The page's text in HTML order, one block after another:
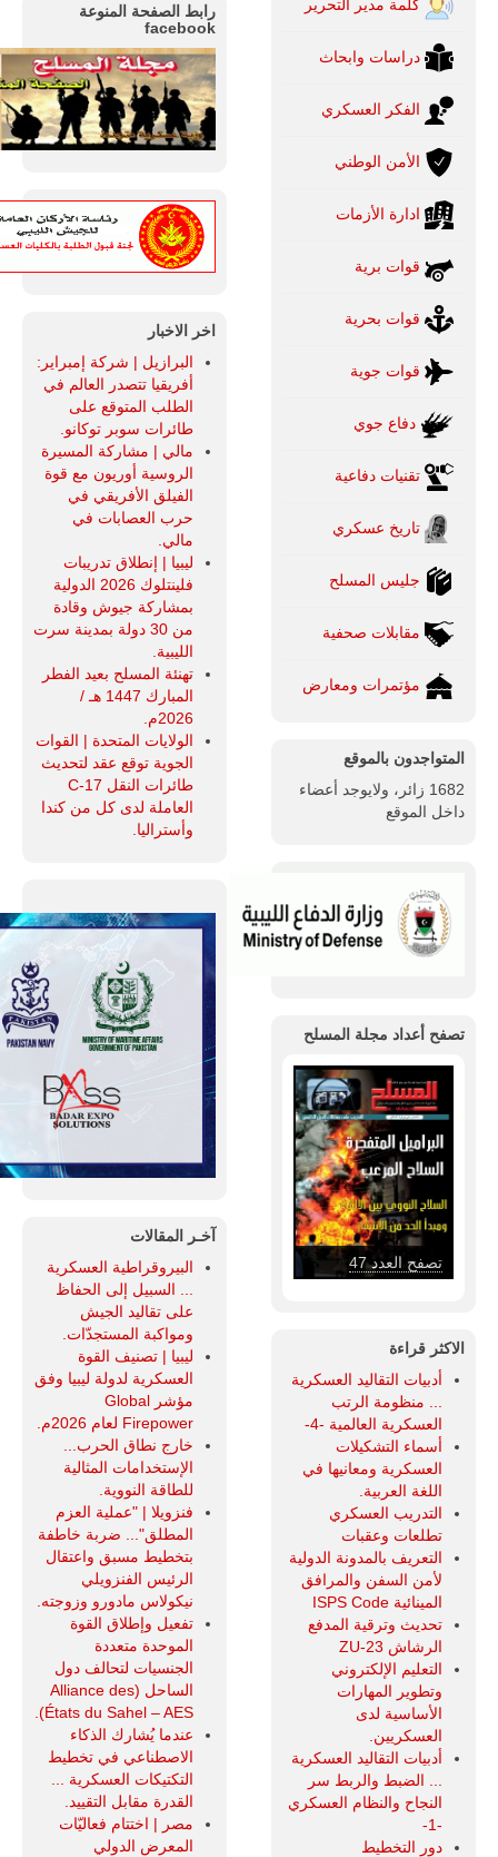
كلمة مدير التحرير
دراسات وابحاث
الفكر العسكري
الأمن الوطني
ادارة الأزمات
قوات برية
قوات بحرية
قوات جوية
دفاع جوي
تقنيات دفاعية
تاريخ عسكري
جليس المسلح
مقابلات صحفية
مؤتمرات ومعارض
المتواجدون بالموقع
1682 زائر، ولايوجد أعضاء
داخل الموقع
تصفح أعداد مجلة المسلح
تصفح العدد 47
الاكثر قراءة
أدبيات التقاليد العسكرية
... منظومة الرتب
العسكرية العالمية -4-
أسماء التشكيلات
العسكرية ومعانيها في
اللغة العربية.
التدريب العسكري
تطلعات وعقبات
التعريف بالمدونة الدولية
لأمن السفن والمرافق
المينائية ISPS Code
تحديث وترقية المدفع
الرشاش ZU-23
التعليم الإلكتروني
وتطوير المهارات
الأساسية لدى
العسكريين.
أدبيات التقاليد العسكرية
... الضبط والربط سر
النجاح والنظام العسكري
-1-
دور التخطيط
رابط الصفحة المنوعة
facebook
اخر الاخبار
البرازيل | شركة إمبراير:
أفريقيا تتصدر العالم في
الطلب المتوقع على
طائرات سوبر توكانو.
مالي | مشاركة المسيرة
الروسية أوريون مع قوة
الفيلق الأفريقي في
حرب العصابات في
مالي.
ليبيا | إنطلاق تدريبات
فلينتلوك 2026 الدولية
بمشاركة جيوش وقادة
من 30 دولة بمدينة سرت
الليبية.
تهنئة المسلح بعيد الفطر
المبارك 1447 هـ /
2026م.
الولايات المتحدة | القوات
الجوية توقع عقد لتحديث
طائرات النقل C-17
العاملة لدى كل من كندا
وأستراليا.
آخـر المقالات
البيروقراطية العسكرية
... السبيل إلى الحفاظ
على تقاليد الجيش
ومواكبة المستجدّات.
ليبيا | تصنيف القوة
العسكرية لدولة ليبيا وفق
مؤشر Global
Firepower لعام 2026م.
خارج نطاق الحرب...
الإستخدامات المثالية
للطاقة النووية.
فنزويلا | "عملية العزم
المطلق"... ضربة خاطفة
بتخطيط مسبق واعتقال
الرئيس الفنزويلي
نيكولاس مادورو وزوجته.
تفعيل وإطلاق القوة
الموحدة متعددة
الجنسيات لتحالف دول
الساحل (Alliance des
États du Sahel – AES).
عندما يُشارك الذكاء
الاصطناعي في تخطيط
التكتيكات العسكرية ...
القدرة مقابل التقييد.
مصر | اختتام فعاليّات
المعرض الدولي